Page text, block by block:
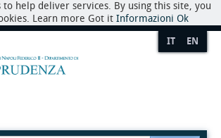
to help deliver services. By using this site, you
Learn more Got it Informazioni Ok
IT EN